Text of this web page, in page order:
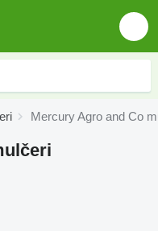
Mercury Agro and Co